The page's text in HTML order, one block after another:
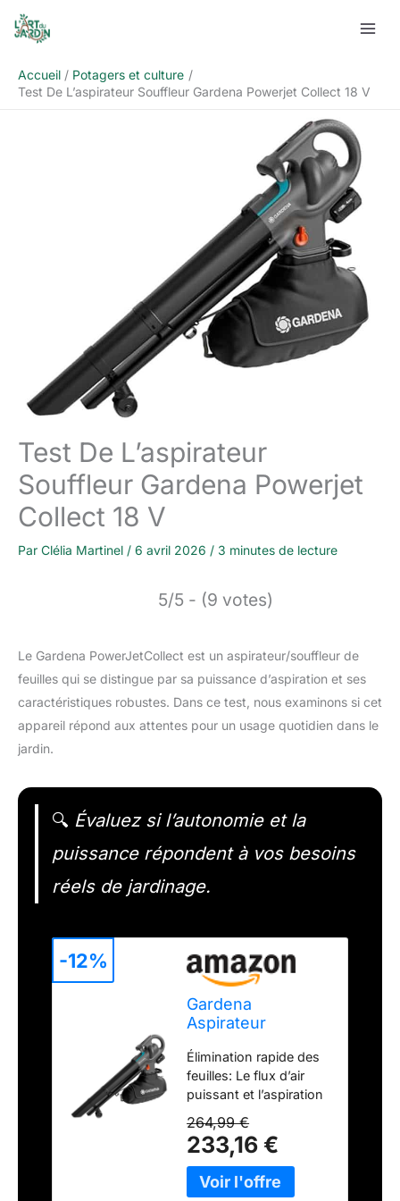
Aller
Accueil
Potagers et culture
Test De L’aspirateur Souffleur Gardena Powerjet Collect 18 V
Test De L’aspirateur
Souffleur Gardena Powerjet
Collect 18 V
Par Clélia Martinel / 6 avril 2026 / 3 minutes de lecture
5/5 - (9 votes)
Le Gardena PowerJetCollect est un aspirateur/souffleur de
feuilles qui se distingue par sa puissance d’aspiration et ses
caractéristiques robustes. Dans ce test, nous examinons si cet
appareil répond aux attentes pour un usage quotidien dans le
jardin.
🔍 Évaluez si l’autonomie et la
puissance répondent à vos besoins
réels de jardinage.
Gardena
Aspirateur
3-en-1 sur batterie
PowerJet Collect
18V P4A - Kit prêt
à l’emploi: Flux
d’air puissant ,
Changement de
mode rapide ,
Vitesse réglable
Élimination rapide des
feuilles: Le flux d’air
puissant et l’aspiration
l’élimination des feuilles
et débris de jardin
Changement de mode
instantané: La fonction
264,99 €
233,16 €
-12%
Rechercher